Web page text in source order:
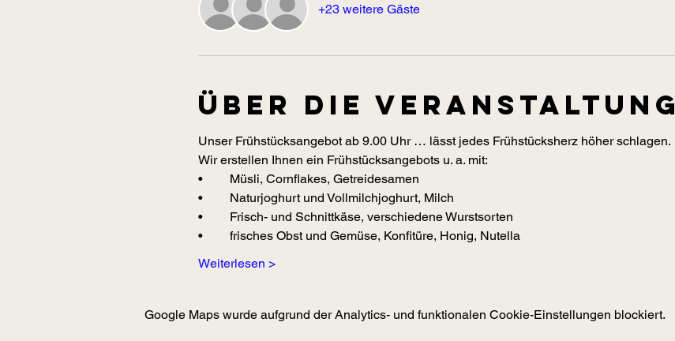
+23 weitere Gäste
Über die Veranstaltung
Unser Frühstücksangebot ab 9.00 Uhr … lässt jedes Frühstücksherz höher schlagen.
Wir erstellen Ihnen ein Frühstücksangebots u. a. mit:
•	Müsli, Cornflakes, Getreidesamen
•	Naturjoghurt und Vollmilchjoghurt, Milch
•	Frisch- und Schnittkäse, verschiedene Wurstsorten
•	frisches Obst und Gemüse, Konfitüre, Honig, Nutella
Weiterlesen >
Google Maps wurde aufgrund der Analytics- und funktionalen Cookie-Einstellungen blockiert.